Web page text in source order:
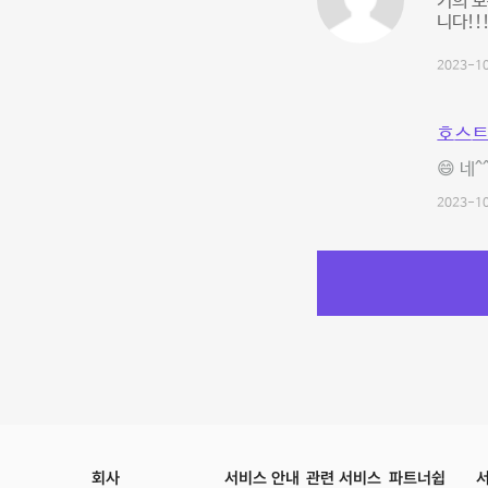
니다
2023-
호스
😄 네
2023-
회사 서비스 안내 관련 서비스 파트너쉽